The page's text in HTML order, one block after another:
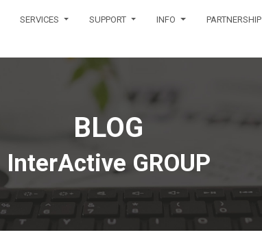
SERVICES SUPPORT INFO PARTNERSHIP
BLOG
InterActive GROUP